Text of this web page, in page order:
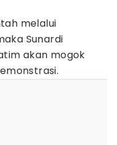
melalui
Sunardi
akan mogok